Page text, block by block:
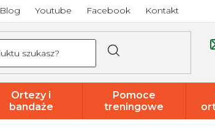
Blog Youtube Facebook Kontakt
Ortezy i
bandaże
Pomoce
treningowe